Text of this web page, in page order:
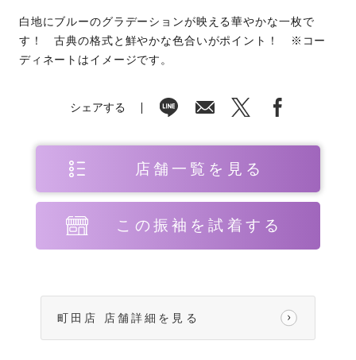
白地にブルーのグラデーションが映える華やかな一枚で
す！ 古典の格式と鮮やかな色合いがポイント！ ※コー
ディネートはイメージです。
シェアする
店舗一覧を見る
この振袖を試着する
町田店 店舗詳細を見る